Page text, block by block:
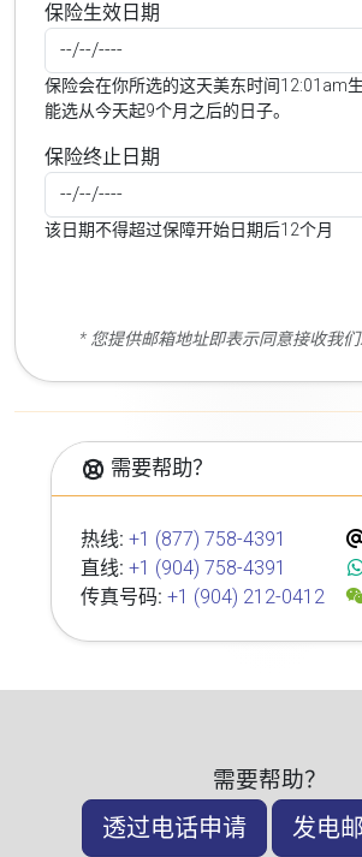
保险生效日期
保险会在你所选的这天美东时间12:01am
能选从今天起9个月之后的日子。
保险终止日期
该日期不得超过保障开始日期后12个月
* 您提供邮箱地址即表示同意接收我们
需要帮助？
热线: +1 (877) 758-4391
直线: +1 (904) 758-4391
传真号码: +1 (904) 212-0412
需要帮助？
透过电话申请 发电